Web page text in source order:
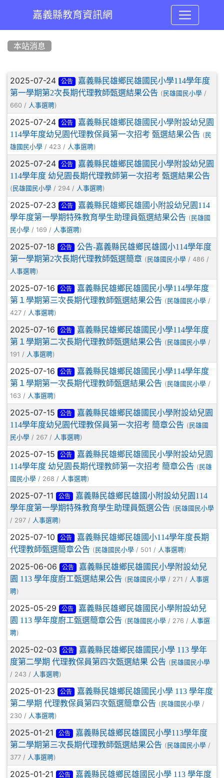
嘉義縣教育資訊網
本站消息
文章列表
2025-07-24 公告
嘉義縣民雄鄉民雄國民小學114學年度
第一學期第2次長期代理教師甄選結果公告 ( 民雄國民小學 /
660 / 人事選聘)
2025-07-24 公告
嘉義縣民雄鄉民雄國民小學附設幼兒園
114學年度幼兒園代理教保員第一次招考 甄選結果公告 ( 民
雄國民小學 / 423 / 人事選聘)
2025-07-24 公告
嘉義縣民雄鄉民雄國民小學附設幼兒園
114學年度 幼兒園長期代理教師第一次招考 甄選結果公告
( 民雄國民小學 / 294 / 人事選聘)
2025-07-23 公告
嘉義縣民雄鄉民雄國小附設幼兒園114
學年度第一學期特殊教育學生助理員甄選結果公告 ( 民雄國
民小學 / 169 / 人事選聘)
2025-07-18 公告
公告-嘉義縣民雄鄉民雄國小114學年度
第一學期第2次長期代理教師甄選簡章 ( 民雄國民小學 / 486 /
人事選聘)
2025-07-16 公告
嘉義縣民雄鄉民雄國民小學114學年度
第１學期第三次長期代理教師甄選結果公告 ( 民雄國民小學 /
427 / 人事選聘)
2025-07-16 公告
嘉義縣民雄鄉民雄國民小學114學年度
第１學期第二次長期代理教師甄選結果公告 ( 民雄國民小學 /
191 / 人事選聘)
2025-07-16 公告
嘉義縣民雄鄉民雄國民小學114學年度
第１學期第一次長期代理教師甄選結果公告 ( 民雄國民小學 /
163 / 人事選聘)
2025-07-15 公告
嘉義縣民雄鄉民雄國民小學附設幼兒園
114學年度幼兒園代理教保員第一次招考 簡章公告 ( 民雄國
民小學 / 267 / 人事選聘)
2025-07-15 公告
嘉義縣民雄鄉民雄國民小學附設幼兒園
114學年度 幼兒園長期代理教師第一次招考 簡章公告 ( 民雄
國民小學 / 268 / 人事選聘)
2025-07-11 公告
嘉義縣民雄鄉民雄國小附設幼兒園114
學年度第一學期特殊教育學生助理員甄選公告 ( 民雄國民小學
/ 297 / 人事選聘)
2025-07-10 公告
嘉義縣民雄鄉民雄國小114學年度長期
代理教師甄選簡章公告 ( 民雄國民小學 / 501 / 人事選聘)
2025-06-06 公告
嘉義縣民雄鄉民雄國民小學附設幼兒
園 113 學年度廚工甄選結果公告 ( 民雄國民小學 / 271 / 人事選
聘)
2025-05-29 公告
嘉義縣民雄鄉民雄國民小學附設幼兒
園 113 學年度廚工甄選簡章公告 ( 民雄國民小學 / 276 / 人事選
聘)
2025-02-03 公告
嘉義縣民雄鄉民雄國民小學 113 學年
度第二學期 代理教保員第四次甄選結果 公告 ( 民雄國民小學
/ 243 / 人事選聘)
2025-01-23 公告
嘉義縣民雄鄉民雄國民小學 113 學年度
第二學期 代理教保員第四次甄選簡章公告 ( 民雄國民小學 /
230 / 人事選聘)
2025-01-21 公告
嘉義縣民雄鄉民雄國民小學113學年度
第二學期第三次長期代理教師甄選結果公告 ( 民雄國民小學 /
377 / 人事選聘)
2025-01-21 公告
嘉義縣民雄鄉民雄國民小學 113 學年度